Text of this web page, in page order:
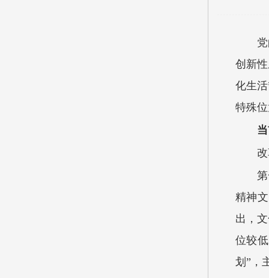
创新
化生
特殊
精神
出，
位较
划”，